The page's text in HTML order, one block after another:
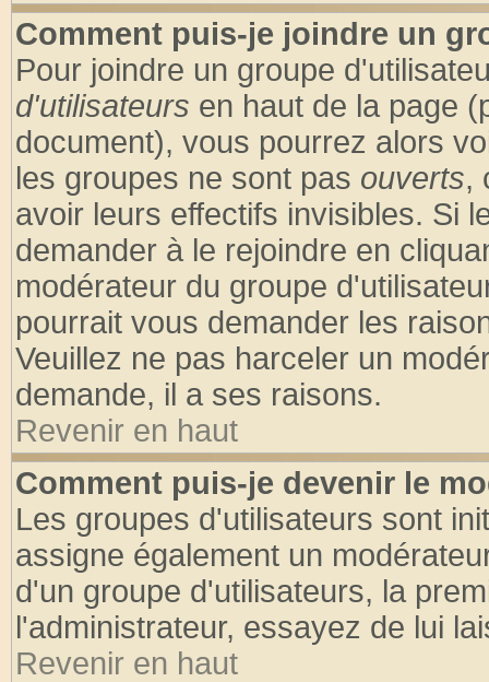
Comment puis-je joindre un
Pour joindre un groupe
d'utilisateurs en haut de la page
document), vous pourrez alors
les groupes ne sont pas ouverts,
avoir leurs effectifs invisibles. Si
demander à le rejoindre en
modérateur du groupe
pourrait vous demander les
Veuillez ne pas harceler un
demande, il a ses raisons.
Revenir en haut
Comment puis-je devenir le
Les groupes d'utilisateurs sont
assigne également un
d'un groupe d'utilisateurs, la
l'administrateur, essayez de lui
Revenir en haut